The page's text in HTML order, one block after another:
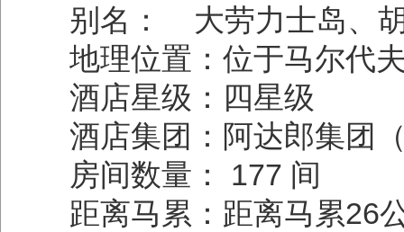
别名： 大劳力士岛、
地理位置：位于马尔代
酒店星级：四星级
酒店集团：阿达郎集团
房间数量： 177 间
距离马累：距离马累26